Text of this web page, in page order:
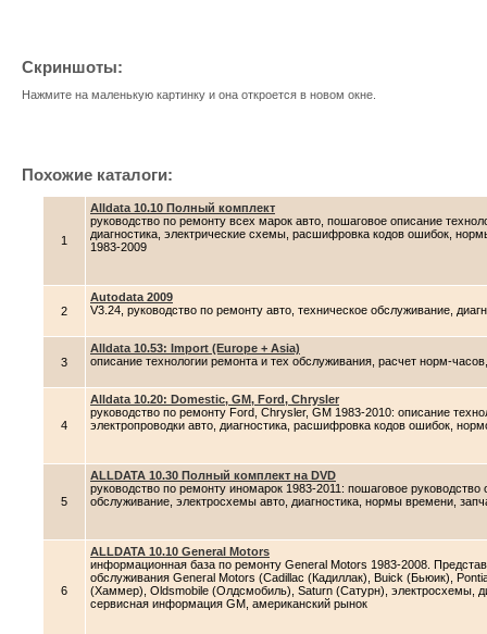
Скриншоты:
Нажмите на маленькую картинку и она откроется в новом окне.
Похожие каталоги:
1
Alldata 10.10 Полный комплект
руководство по ремонту всех марок авто, пошаговое описание
диагностика, электрические схемы, расшифровка кодов ошибок,
1983-2009
2
Autodata 2009
V3.24, руководство по ремонту авто, техническое обслуживание,
3
Alldata 10.53: Import (Europe + Asia)
описание технологии ремонта и тех обслуживания, расчет норм-
4
Alldata 10.20: Domestic, GM, Ford, Chrysler
руководство по ремонту Ford, Chrysler, GM 1983-2010: описание
электропроводки авто, диагностика, расшифровка кодов ошибок,
5
ALLDATA 10.30 Полный комплект на DVD
руководство по ремонту иномарок 1983-2011: пошаговое
обслуживание, электросхемы авто, диагностика, нормы времени,
6
ALLDATA 10.10 General Motors
информационная база по ремонту General Motors 1983-2008.
обслуживания General Motors (Cadillac (Кадиллак), Buick (Бьюик),
(Хаммер), Oldsmobile (Олдсмобиль), Saturn (Сатурн), электросхемы,
сервисная информация GM, американский рынок